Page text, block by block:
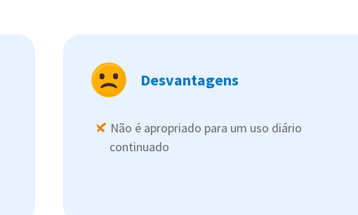
Desvantagens
Não é apropriado para um uso diário
continuado